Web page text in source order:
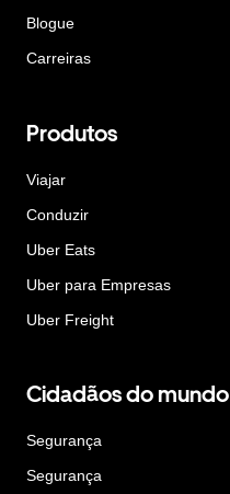
Blogue
Carreiras
Produtos
Viajar
Conduzir
Uber Eats
Uber para Empresas
Uber Freight
Cidadãos do mundo
Segurança
Segurança